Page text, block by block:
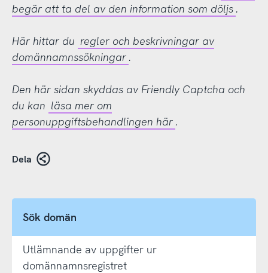
begär att ta del av den information som döljs .
Här hittar du regler och beskrivningar av
domännamnssökningar .
Den här sidan skyddas av Friendly Captcha och
du kan läsa mer om
personuppgiftsbehandlingen här .
Dela
Sök domän
Utlämnande av uppgifter ur
domännamnsregistret